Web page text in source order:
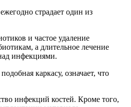
страдает один из
и частое удаление
а длительное лечение
инфекциями.
каркасу, означает, что
инфекций костей. Кроме того,